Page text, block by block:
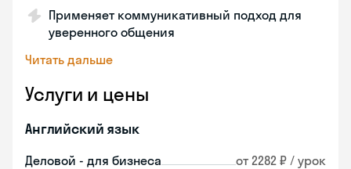
Применяет коммуникативный подход для
уверенного общения
Читать дальше
Услуги и цены
Английский язык
Деловой - для бизнеса от 2282 ₽ / урок